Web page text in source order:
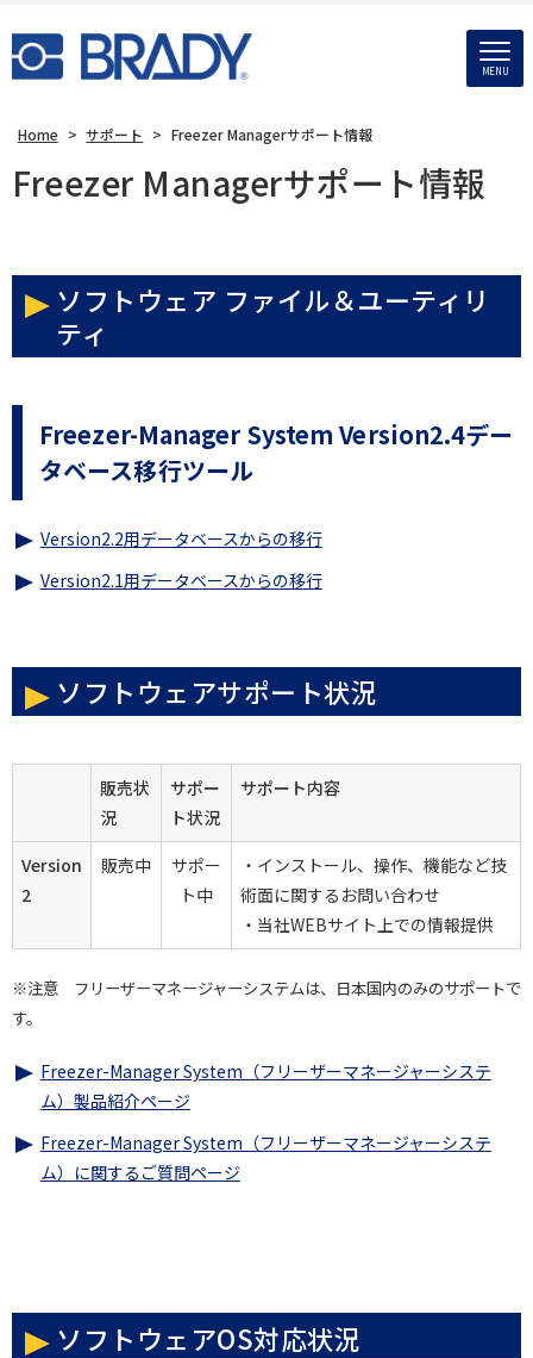
MENU
Home > サポート > Freezer Managerサポート情報
Freezer Managerサポート情報
ソフトウェア ファイル＆ユーティリ
ティ
Freezer-Manager System Version2.4デー
タベース移行ツール
Version2.2用データベースからの移行
Version2.1用データベースからの移行
ソフトウェアサポート状況
販売状
況
サポー
ト状況
サポート内容
Version
2
販売中
サポー
ト中
・インストール、操作、機能など技
術面に関するお問い合わせ
・当社WEBサイト上での情報提供
※注意 フリーザーマネージャーシステムは、日本国内のみのサポートで
す。
Freezer-Manager System（フリーザーマネージャーシステ
ム）製品紹介ページ
Freezer-Manager System（フリーザーマネージャーシステ
ム）に関するご質問ページ
ソフトウェアOS対応状況